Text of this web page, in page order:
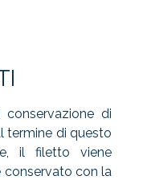
di
termine di questo
il filetto viene
conservato con la